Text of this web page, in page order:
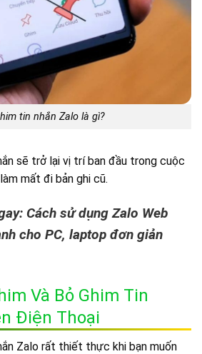
tin nhắn Zalo là gì?
sẽ trở lại vị trí ban đầu trong cuộc
mất đi bản ghi cũ.
Cách sử dụng Zalo Web
cho PC, laptop đơn giản
Và Bỏ Ghim Tin
Điện Thoại
Zalo rất thiết thực khi bạn muốn